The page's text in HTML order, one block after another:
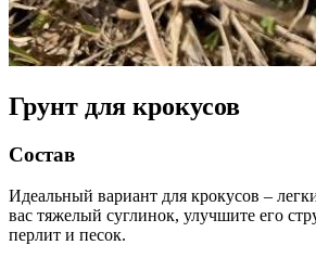
Грунт для крокусов
Состав
Идеальный вариант для крокусов –
вас тяжелый суглинок, улучшите его
перлит и песок.